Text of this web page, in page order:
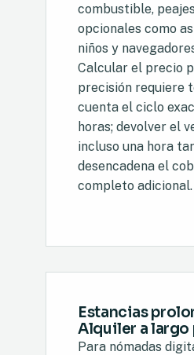
combustible,
opcionales como
niños y
Calcular el precio
precisión requiere
cuenta el ciclo
horas; devolver el
incluso una hora
desencadena el
completo adicional.
Estancias
Alquiler a largo
Para nómadas